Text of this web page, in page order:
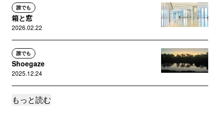
誰でも
箱と窓
2026.02.22
誰でも
Shoegaze
2025.12.24
誰でも
もっと読む